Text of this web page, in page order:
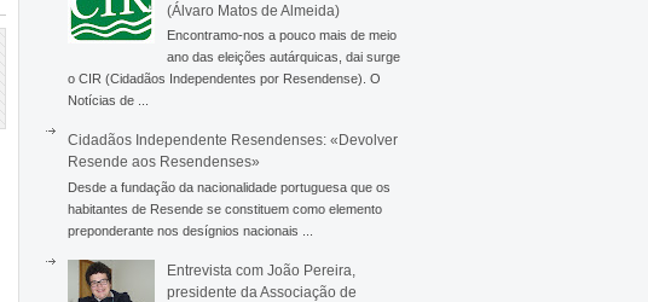
(Álvaro Matos de Almeida)
Encontramo-nos a pouco mais de meio
ano das eleições autárquicas, dai surge
o CIR (Cidadãos Independentes por Resendense). O
Notícias de ...
Cidadãos Independente Resendenses: «Devolver
Resende aos Resendenses»
Desde a fundação da nacionalidade portuguesa que os
habitantes de Resende se constituem como elemento
preponderante nos desígnios nacionais ...
Entrevista com João Pereira,
presidente da Associação de